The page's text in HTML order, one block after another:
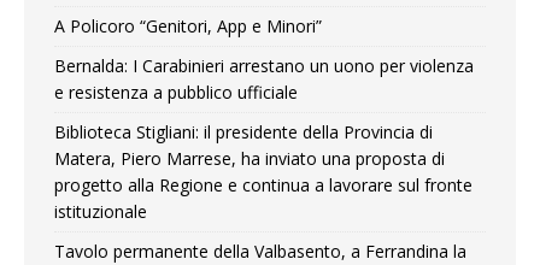
A Policoro “Genitori, App e Minori”
Bernalda: I Carabinieri arrestano un uono per violenza
e resistenza a pubblico ufficiale
Biblioteca Stigliani: il presidente della Provincia di
Matera, Piero Marrese, ha inviato una proposta di
progetto alla Regione e continua a lavorare sul fronte
istituzionale
Tavolo permanente della Valbasento, a Ferrandina la